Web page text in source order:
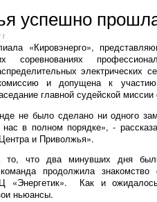
успешно
«Кировэнерго»,
соревнованиях
и допущена к
главной судейской
не было сделано ни одного
нас в полном порядке», -
и Приволжья».
то, что два минувших дня
продолжила знакомство
«Энергетик». Как и
ньюансы.